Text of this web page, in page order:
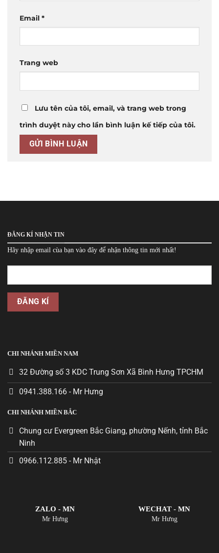
Email *
Trang web
Lưu tên của tôi, email, và trang web trong
trình duyệt này cho lần bình luận kế tiếp của tôi.
ĐĂNG KÍ NHẬN TIN
Hãy nhập email cùa bạn vào đây để nhận thông tin mới nhất!
CHI NHÁNH MIỀN NAM
32 Đường số 3 KDC Trung Sơn Xã Bình Hưng TPCHM
0941.388.166 - Mr Hưng
CHI NHÁNH MIỀN BẮC
Chung cư Evergreen Bắc Giang, phường Nếnh, tỉnh Bắc
Ninh
0966.112.885 - Mr Nhật
ZALO - MN
Mr Hưng
WECHAT - MN
Mr Hưng